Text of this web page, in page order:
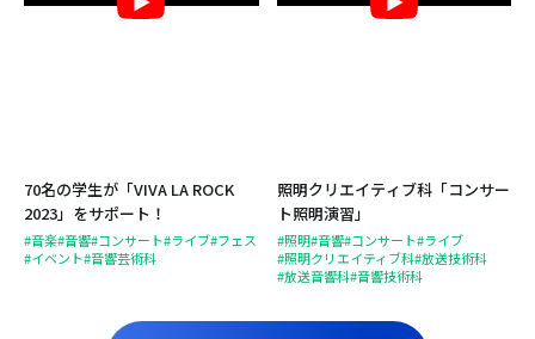
70名の学生が「VIVA LA ROCK
2023」をサポート！
#音楽#音響#コンサート#ライブ#フェス
#イベント#音響芸術科
照明クリエイティブ科「コンサー
ト照明演習」
#照明#音響#コンサート#ライブ
#照明クリエイティブ科#放送技術科
#放送音響科#音響技術科